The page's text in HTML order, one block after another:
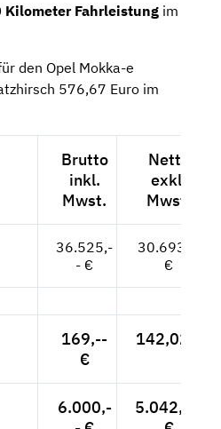
Kilometer Fahrleistung im
den Opel Mokka-e
576,67 Euro im
Brutto
inkl.
Mwst.
Netto
exkl.
Mwst.
36.525,-
- €
30.693,--
€
169,--
€
142,02 €
6.000,-
5.042,02